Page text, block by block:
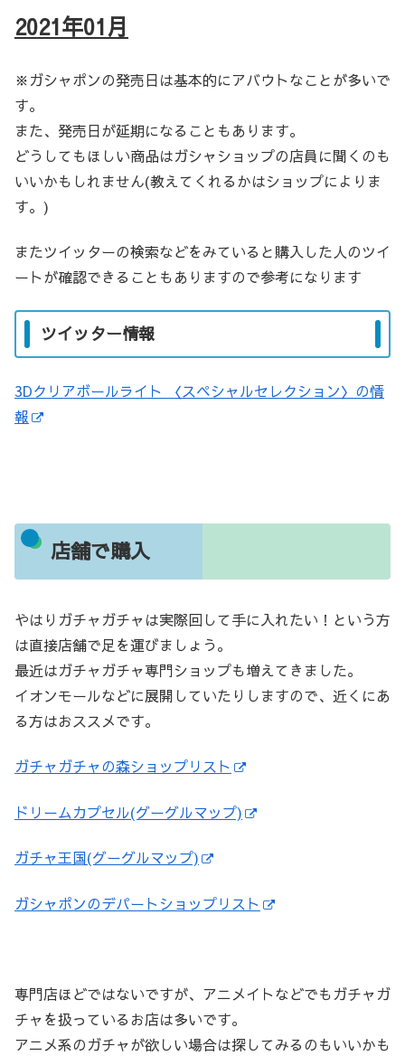
2021年01月
※ガシャポンの発売日は基本的にアバウトなことが多いで
す。
また、発売日が延期になることもあります。
どうしてもほしい商品はガシャショップの店員に聞くのも
いいかもしれません(教えてくれるかはショップによりま
す。)
またツイッターの検索などをみていると購入した人のツイ
ートが確認できることもありますので参考になります
ツイッター情報
3Dクリアボールライト 〈スペシャルセレクション〉の情
報
店舗で購入
やはりガチャガチャは実際回して手に入れたい！という方
は直接店舗で足を運びましょう。
最近はガチャガチャ専門ショップも増えてきました。
イオンモールなどに展開していたりしますので、近くにあ
る方はおススメです。
ガチャガチャの森ショップリスト
ドリームカプセル(グーグルマップ)
ガチャ王国(グーグルマップ)
ガシャポンのデパートショップリスト
専門店ほどではないですが、アニメイトなどでもガチャガ
チャを扱っているお店は多いです。
アニメ系のガチャが欲しい場合は探してみるのもいいかも